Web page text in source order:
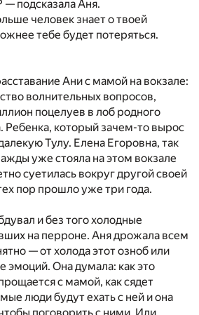
подсказала Аня.
человек знает о твоей
тебе будет потеряться.
Ани с мамой на вокзале:
волнительных вопросов,
поцелуев в лоб родного
Ребенка, который зачем-то вырос
Тулу. Елена Егоровна, так
уже стояла на этом вокзале
суетилась вокруг другой своей
пор прошло уже три года.
и без того холодные
на перроне. Аня дрожала всем
— от холода этот озноб или
эмоций. Она думала: как это
с мамой, как сядет
люди будут ехать с ней и она